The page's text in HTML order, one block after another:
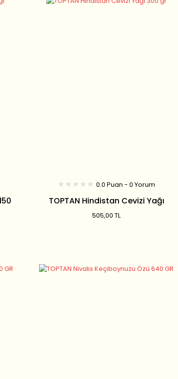
0.0 Puan - 0 Yorum
TOPTAN Hindistan Cevizi Yağı
300 gr
505,00 TL